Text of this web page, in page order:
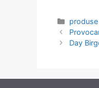
produse
Day